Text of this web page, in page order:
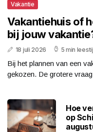
Vakantie
Vakantiehuis of
bij jouw
18 juli 2026 5 min
Bij het plannen van een
gekozen. De grotere
Hoe
op